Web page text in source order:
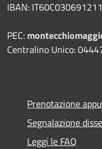
IBAN:
PEC:
Centralino Unico:
Prenotazione
Segnalazione
Leggi le FAQ